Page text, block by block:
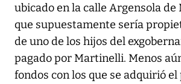
ubicado en la calle Argensola de
que supuestamente sería
de uno de los hijos del
pagado por Martinelli. Menos
fondos con los que se adquirió